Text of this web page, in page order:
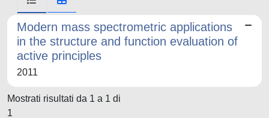
Modern mass spectrometric applications
in the structure and function evaluation of
active principles
2011
Mostrati risultati da 1 a 1 di
1